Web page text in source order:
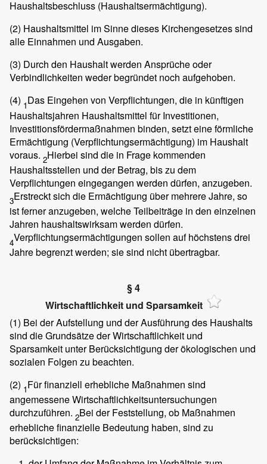
Haushaltsbeschluss (Haushaltsermächtigung).
(2) Haushaltsmittel im Sinne dieses Kirchengesetzes sind
alle Einnahmen und Ausgaben.
(3) Durch den Haushalt werden Ansprüche oder
Verbindlichkeiten weder begründet noch aufgehoben.
(4) 1Das Eingehen von Verpflichtungen, die in künftigen
Haushaltsjahren Haushaltsmittel für Investitionen,
Investitionsfördermaßnahmen binden, setzt eine förmliche
Ermächtigung (Verpflichtungsermächtigung) im Haushalt
voraus. 2Hierbei sind die in Frage kommenden
Haushaltsstellen und der Betrag, bis zu dem
Verpflichtungen eingegangen werden dürfen, anzugeben.
3Erstreckt sich die Ermächtigung über mehrere Jahre, so
ist ferner anzugeben, welche Teilbeiträge in den einzelnen
Jahren haushaltswirksam werden dürfen.
4Verpflichtungsermächtigungen sollen auf höchstens drei
Jahre begrenzt werden; sie sind nicht übertragbar.
§ 4
Wirtschaftlichkeit und Sparsamkeit
(1) Bei der Aufstellung und der Ausführung des Haushalts
sind die Grundsätze der Wirtschaftlichkeit und
Sparsamkeit unter Berücksichtigung der ökologischen und
sozialen Folgen zu beachten.
(2) 1Für finanziell erhebliche Maßnahmen sind
angemessene Wirtschaftlichkeitsuntersuchungen
durchzuführen. 2Bei der Feststellung, ob Maßnahmen
erhebliche finanzielle Bedeutung haben, sind zu
berücksichtigen: